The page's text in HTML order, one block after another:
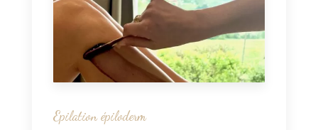
Epilation épiloderm